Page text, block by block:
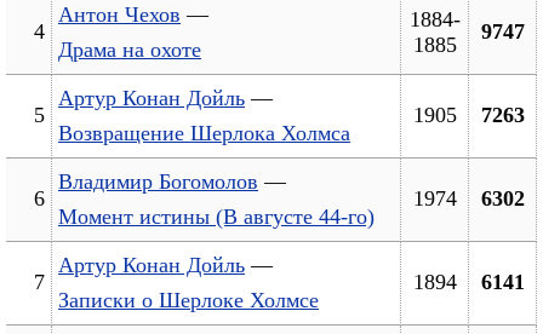
4
Антон Чехов —
Драма на охоте
1884-
1885
9747
5
Артур Конан Дойль —
Возвращение Шерлока Холмса
1905 7263
6
Владимир Богомолов —
Момент истины (В августе 44-го)
1974 6302
7
Артур Конан Дойль —
Записки о Шерлоке Холмсе
1894 6141